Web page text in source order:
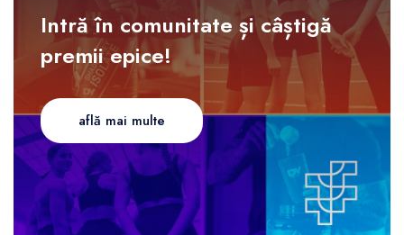
Intră în comunitate și câștigă
premii epice!
află mai multe